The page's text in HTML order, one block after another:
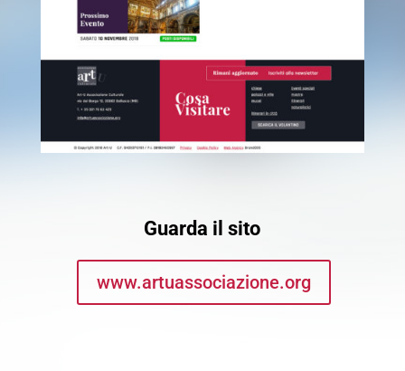
Guarda il sito
www.artuassociazione.org